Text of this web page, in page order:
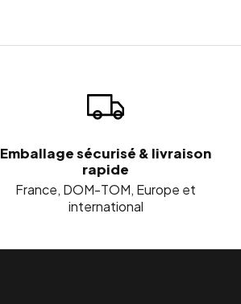
Emballage sécurisé & livraison
rapide
France, DOM-TOM, Europe et
international